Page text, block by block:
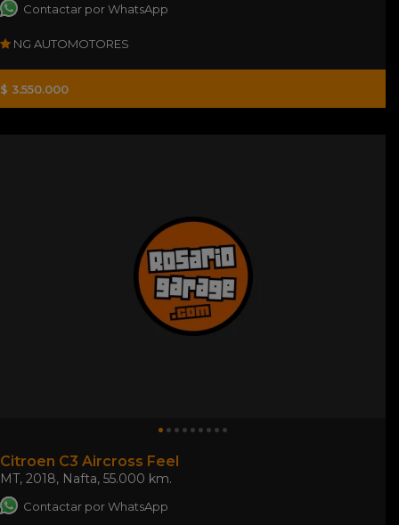
Contactar por WhatsApp
NG AUTOMOTORES
$ 3.550.000
Citroen C3 Aircross Feel
MT, 2018, Nafta, 55.000 km.
Contactar por WhatsApp